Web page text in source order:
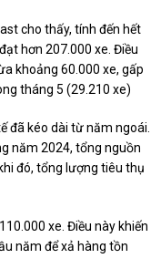
cho thấy, tính đến hết
hơn 207.000 xe. Điều
khoảng 60.000 xe, gấp
tháng 5 (29.210 xe)
đã kéo dài từ năm ngoái.
năm 2024, tổng nguồn
đó, tổng lượng tiêu thụ
xe. Điều này khiến
năm để xả hàng tồn